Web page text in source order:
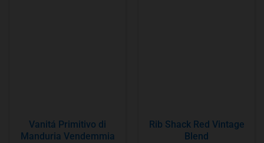
Vanitá Primitivo di
Manduria Vendemmia
Rib Shack Red Vintage
Blend